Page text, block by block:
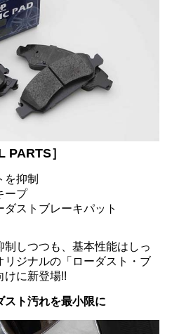
］
抑制
ープ
ストブレーキパット
しつつも、基本性能はしっ
ジナルの「ローダスト・ブ
けに新登場!!
スト汚れを最小限に